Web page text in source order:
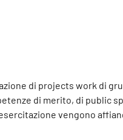
di projects work di
di merito, di public
vengono